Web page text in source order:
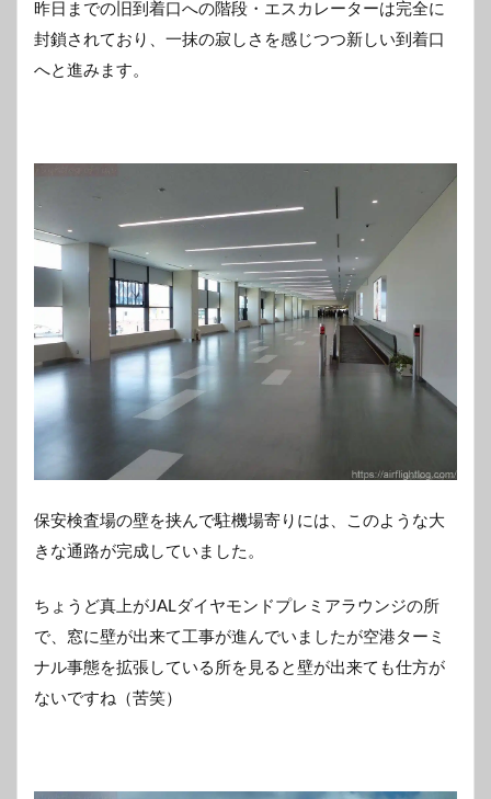
昨日までの旧到着口への階段・エスカレーターは完全に
封鎖されており、一抹の寂しさを感じつつ新しい到着口
へと進みます。
保安検査場の壁を挟んで駐機場寄りには、このような大
きな通路が完成していました。
ちょうど真上がJALダイヤモンドプレミアラウンジの所
で、窓に壁が出来て工事が進んでいましたが空港ターミ
ナル事態を拡張している所を見ると壁が出来ても仕方が
ないですね（苦笑）